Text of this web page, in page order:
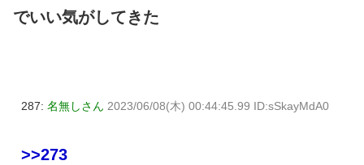
でいい気がしてきた
287: 名無しさん 2023/06/08(木) 00:44:45.99 ID:sSkayMdA0
>>273